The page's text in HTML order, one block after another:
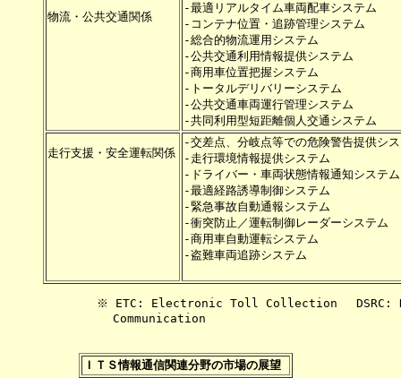
物流・公共交通関係
-最適リアルタイム車両配車
-コンテナ位置・追跡管理シ
-総合的物流運用シ
-公共交通利用情報提供シ
-商用車位置把握シ
-トータルデリバリーシ
-公共交通車両運行管理シ
走行支援・安全運転関係
-交差点、分岐点等での危険警告提供
-走行環境情報提供シ
-ドライバー・車両状態情報通知
-最適経路誘導制御シ
-緊急事故自動通報シ
-衝突防止／運転制御レーダー
-商用車自動運転シ
-盗難車両追跡シス
※ ETC: Electronic Toll Collection　 DSRC:
Communication
ＩＴＳ情報通信関連分野の市場の展望